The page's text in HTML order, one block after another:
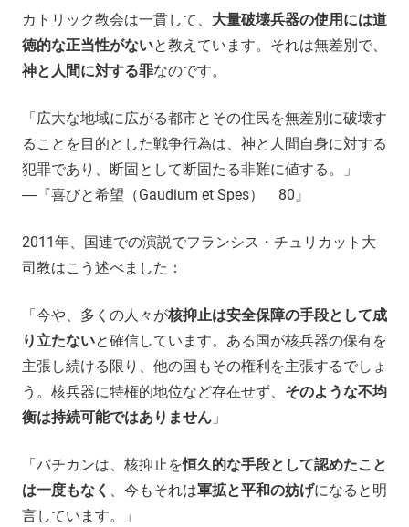
カトリック教会は一貫して、 大量破壊兵器の使用には道
徳的な正当性がないと教えています。それは無差別で、
神と人間に対する罪なのです。
「広大な地域に広がる都市とその住民を無差別に破壊す
ることを目的とした戦争行為は、神と人間自身に対する
犯罪であり、断固として断固たる非難に値する。」
―『喜びと希望（Gaudium et Spes） 80』
2011年、国連での演説でフランシス・チュリカット大
司教はこう述べました：
「今や、多くの人々が核抑止は安全保障の手段として成
り立たないと確信しています。ある国が核兵器の保有を
主張し続ける限り、他の国もその権利を主張するでしょ
う。核兵器に特権的地位など存在せず、 そのような不均
衡は持続可能ではありません 」
「バチカンは、核抑止を恒久的な手段として認めたこと
は一度もなく 、今もそれは軍拡と平和の妨げになると明
言しています。」